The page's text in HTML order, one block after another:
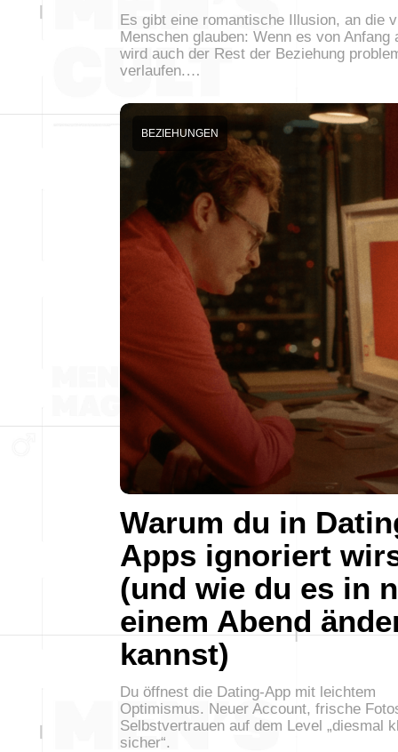
Es gibt eine romantische Illusion, an die
Menschen glauben: Wenn es von Anfang
wird auch der Rest der Beziehung
verlaufen.…
Warum du in
Apps ignoriert
(und wie du es in
einem Abend
kannst)
BEZIEHUNGEN
Du öffnest die Dating-App mit leichtem
Optimismus. Neuer Account, frische
Selbstvertrauen auf dem Level „diesmal
sicher“.